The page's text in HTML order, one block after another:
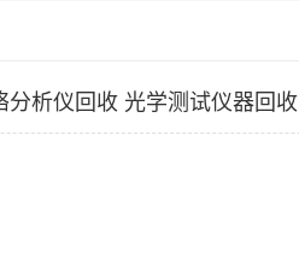
分析仪回收 光学测试仪器回收